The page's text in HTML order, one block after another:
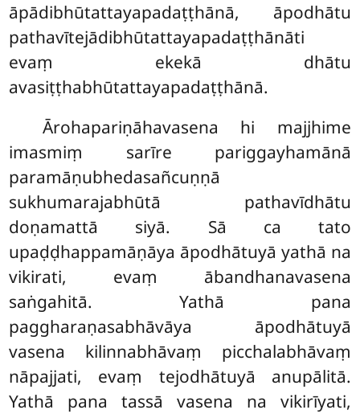
āpādibhūtattayapadaṭṭhānā, āpodhātu
pathavītejādibhūtattayapadaṭṭhānāti
evaṃ ekekā dhātu
avasiṭṭhabhūtattayapadaṭṭhānā.
Ārohapariṇāhavasena hi majjhime
imasmiṃ sarīre pariggayhamānā
paramāṇubhedasañcuṇṇā
sukhumarajabhūtā pathavīdhātu
doṇamattā siyā. Sā ca tato
upaḍḍhappamāṇāya āpodhātuyā yathā na
vikirati, evaṃ ābandhanavasena
saṅgahitā. Yathā pana
paggharaṇasabhāvāya āpodhātuyā
vasena kilinnabhāvaṃ picchalabhāvaṃ
nāpajjati, evaṃ tejodhātuyā anupālitā.
Yathā pana tassā vasena na vikirīyati,